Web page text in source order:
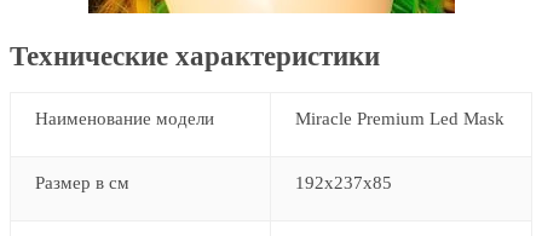
Технические характеристики
Наименование модели Miracle Premium Led Mask
Размер в см 192х237х85